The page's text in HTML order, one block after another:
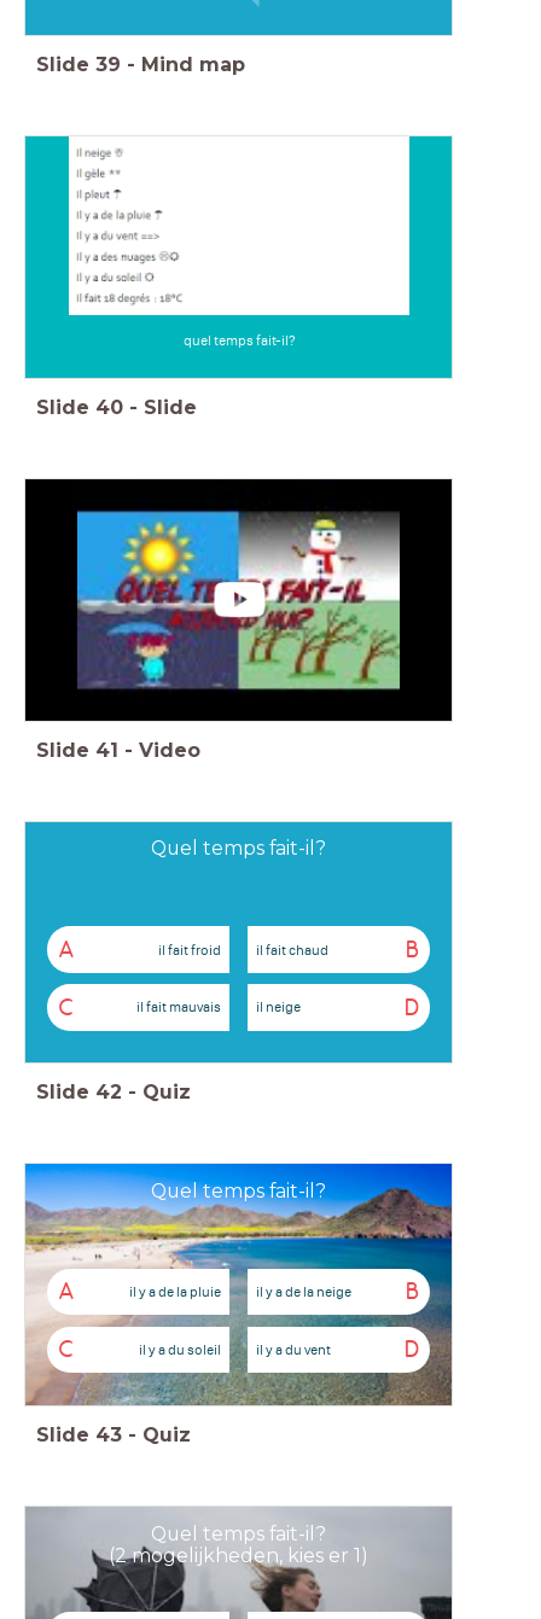
Slide 39 - Mind map
quel temps fait-il?
Slide 40 - Slide
Slide 41 - Video
Quel temps fait-il?
A il fait froid B
il fait chaud
C il fait mauvais D
il neige
Slide 42 - Quiz
Quel temps fait-il?
A il y a de la pluie B
il y a de la neige
C il y a du soleil D
il y a du vent
Slide 43 - Quiz
Quel temps fait-il?
(2 mogelijkheden, kies er 1)